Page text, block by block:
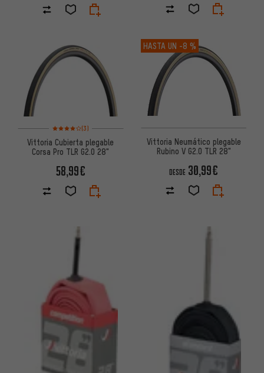
Valoración media: 4 de 5 basada en 3 reseñas
(3)
Vittoria Cubierta plegable
Corsa Pro TLR G2.0 28"
58,99€
HASTA UN -8 %
Vittoria Neumático plegable
Rubino V G2.0 TLR 28"
DESDE 30,99€